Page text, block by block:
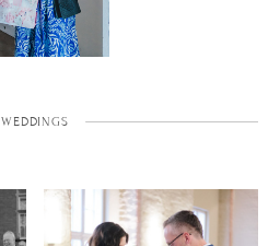
WEDDINGS